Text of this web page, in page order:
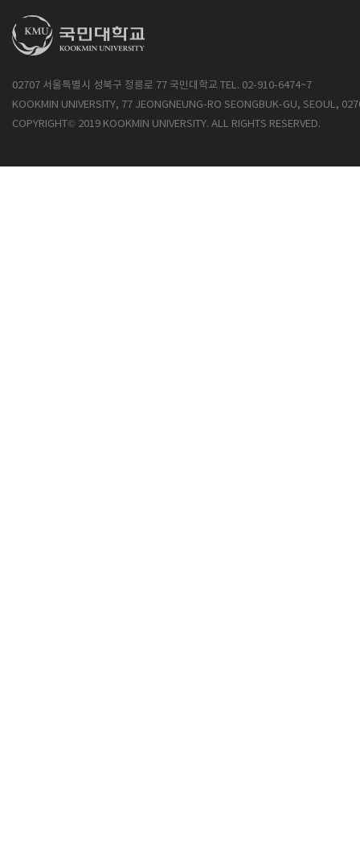
02707 서울특별시 성북구 정릉로 77 국민대학교 TEL. 02-910-6474~7
KOOKMIN UNIVERSITY, 77 JEONGNEUNG-RO SEONGBUK-GU, SEOUL,
COPYRIGHT© 2019 KOOKMIN UNIVERSITY. ALL RIGHTS RESERVED.